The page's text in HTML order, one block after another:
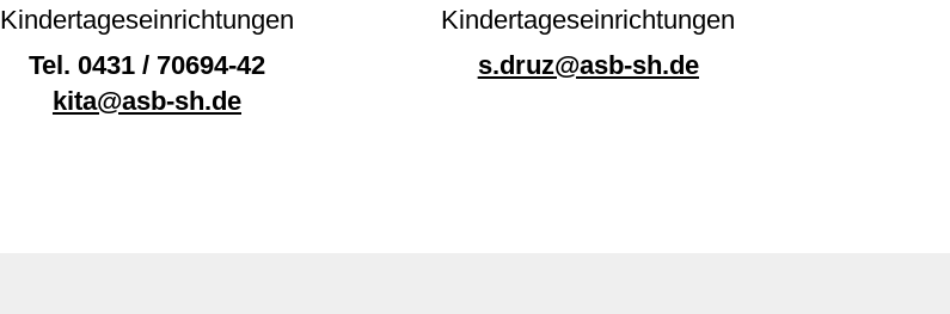
Kindertageseinrichtungen
Tel. 0431 / 70694-42
kita@asb-sh.de
Kindertageseinrichtungen
s.druz@asb-sh.de